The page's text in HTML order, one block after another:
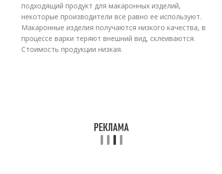
подходящий продукт для макаронных изделий,
некоторые производители все равно ее используют.
Макаронные изделия получаются низкого качества, в
процессе варки теряют внешний вид, склеиваются.
Стоимость продукции низкая.